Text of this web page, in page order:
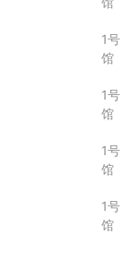
1号
馆
1号
馆
1号
馆
1号
馆